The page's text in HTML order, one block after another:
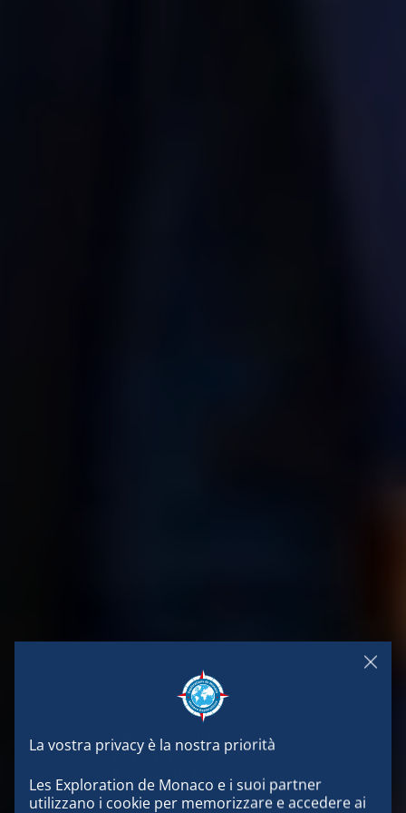
Les Exploration de Monaco e i suoi partner
utilizzano i cookie per memorizzare e accedere ai
Missione nell’Oceano Indiano: Les
Explorations de Monaco presenta
il rapporto finale della missione
2022